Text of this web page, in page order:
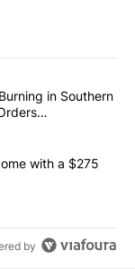
articles in the last
Forest Fire
in Southern
could come
with a $275
by